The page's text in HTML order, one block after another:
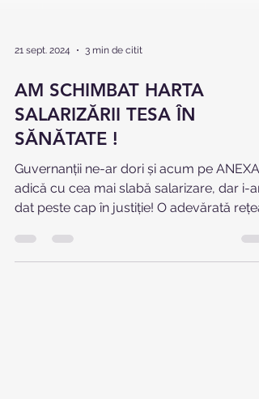
21 sept. 2024 3 min de citit
AM SCHIMBAT HARTA
SALARIZĂRII TESA ÎN
SĂNĂTATE !
Guvernanții ne-ar dori și acum pe ANEXA
dat peste cap în justiție! O adevărată rețea
de...